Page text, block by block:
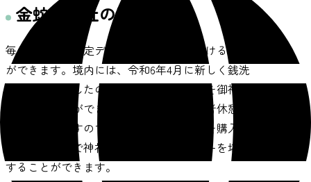
金蛇水神社の楽しみ方
毎月や各行事限定デザインの朱印紙を受けること
ができます。境内には、令和6年4月に新しく銭洗
い場ができましたので、お手持ちのお金を御神水
で清めることができます。外苑には参拝者休憩所
施設がありますので、参拝後にお土産品を購入し
たり、食事処で神社オリジナルのメニューを堪能
することができます。